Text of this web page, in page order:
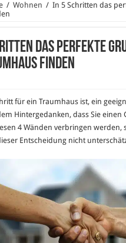
/ Wohnen / In 5 Schritten das
das perfekte
finden
für ein Traumhaus ist, ein
Hintergedanken, dass Sie einen
4 Wänden verbringen werden,
Entscheidung nicht